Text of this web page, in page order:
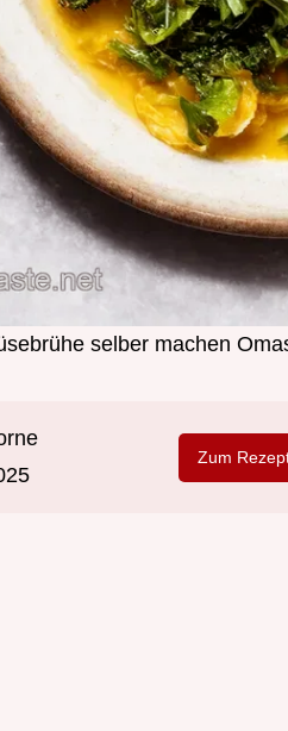
selber machen
Zum